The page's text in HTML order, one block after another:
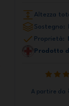
Altezza
Sostegno:
Proprietà:
Prodotto
A partire da